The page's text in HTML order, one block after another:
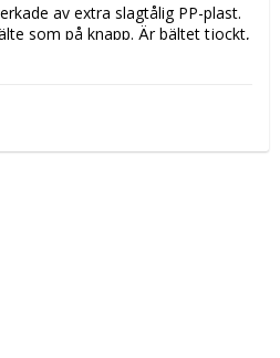
av extra slagtålig PP-plast.
som på knapp. Är bältet tjockt,